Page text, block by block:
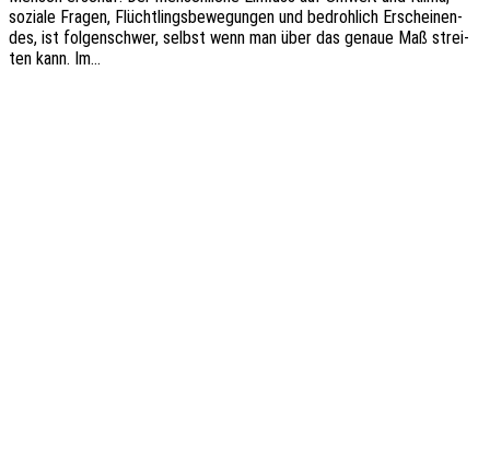
sozia­le Fragen, Flücht­lings­be­we­gun­gen und bedroh­lich Erschei­nen­
des, ist folgen­schwer, selbst wenn man über das genaue Maß strei­
ten kann. Im…